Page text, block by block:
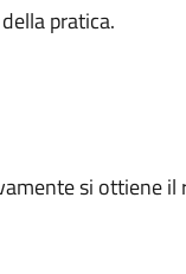
pratica.
si ottiene il